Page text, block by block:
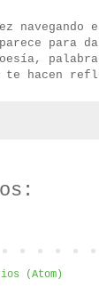
para
te hacen
(Atom)